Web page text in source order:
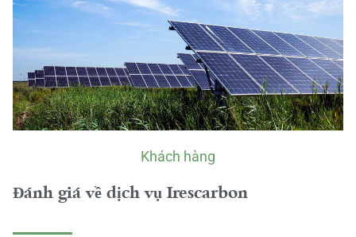
Khách hàng
Đánh giá về dịch vụ Irescarbon